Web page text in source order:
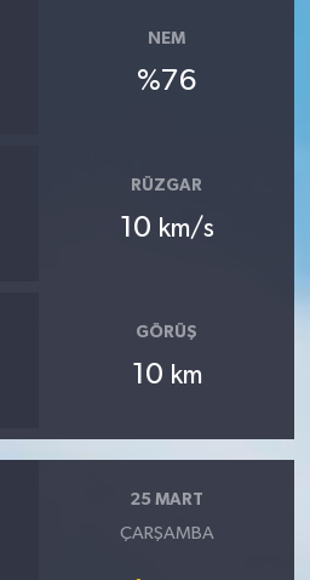
NEM
%76
RÜZGAR
10 km/s
GÖRÜŞ
10 km
25 MART
ÇARŞAMBA